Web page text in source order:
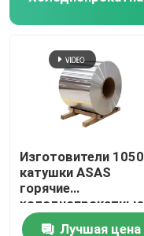
Изготовители 1050
катушки ASAS
горячие
холоднопрокатные
алюминиевые 4047
Лучшая цена